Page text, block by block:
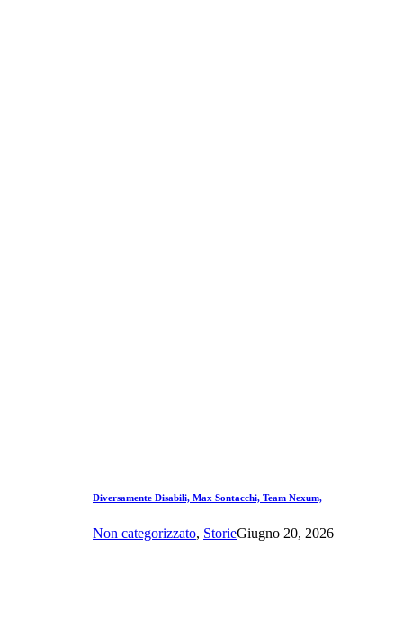
Diversamente Disabili, Max Sontacchi, Team Nexum,
Non categorizzato, StorieGiugno 20, 2026